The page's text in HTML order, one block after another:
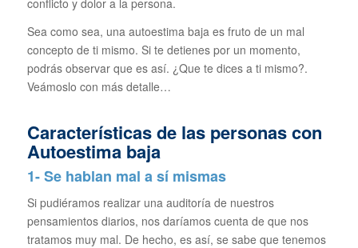
conflicto y dolor a la persona.
Sea como sea, una autoestima baja es fruto de un mal
concepto de ti mismo. Si te detienes por un momento,
podrás observar que es así. ¿Que te dices a ti mismo?.
Veámoslo con más detalle…
Características de las personas con
Autoestima baja
1- Se hablan mal a sí mismas
Si pudiéramos realizar una auditoría de nuestros
pensamientos diarios, nos daríamos cuenta de que nos
tratamos muy mal. De hecho, es así, se sabe que tenemos